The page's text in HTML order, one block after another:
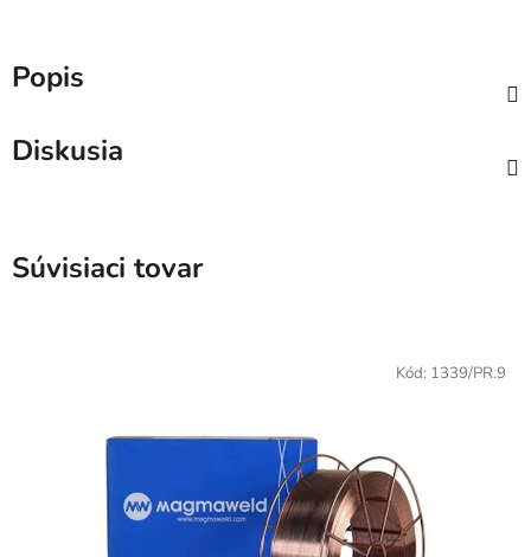
Popis
Diskusia
Súvisiaci tovar
Kód: 1339/PR.9